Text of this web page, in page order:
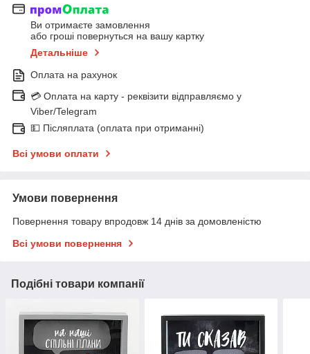
Ви отримаєте замовлення
або гроші повернуться на вашу картку
Детальніше
Оплата на рахунок
💳 Оплата на карту - реквізити відправляємо у
Viber/Telegram
💵 Післяплата (оплата при отриманні)
Всі умови оплати
Умови повернення
Повернення товару впродовж 14 днів за домовленістю
Всі умови повернення
Подібні товари компанії